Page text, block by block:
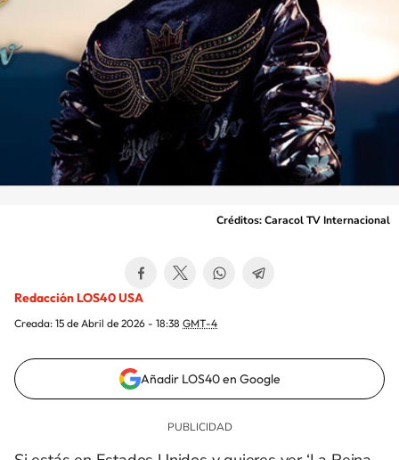
Créditos: Caracol TV Internacional
Redacción LOS40 USA
Creada: 15 de Abril de 2026 - 18:38 GMT-4
Añadir LOS40 en Google